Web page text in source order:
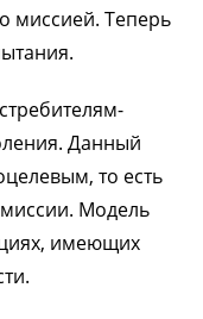
миссией. Теперь
Данный
то есть
Модель
имеющих